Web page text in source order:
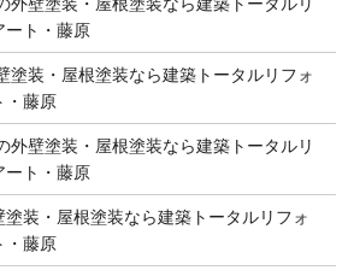
ート・藤原
塗装・屋根塗装なら建築トータルリフォ
・藤原
外壁塗装・屋根塗装なら建築トータルリ
ート・藤原
装・屋根塗装なら建築トータルリフォ
・藤原